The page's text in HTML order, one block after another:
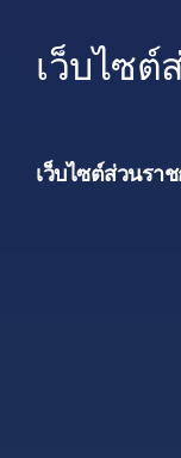
เว็บไซต์
เว็บไซต์ส่วนรา